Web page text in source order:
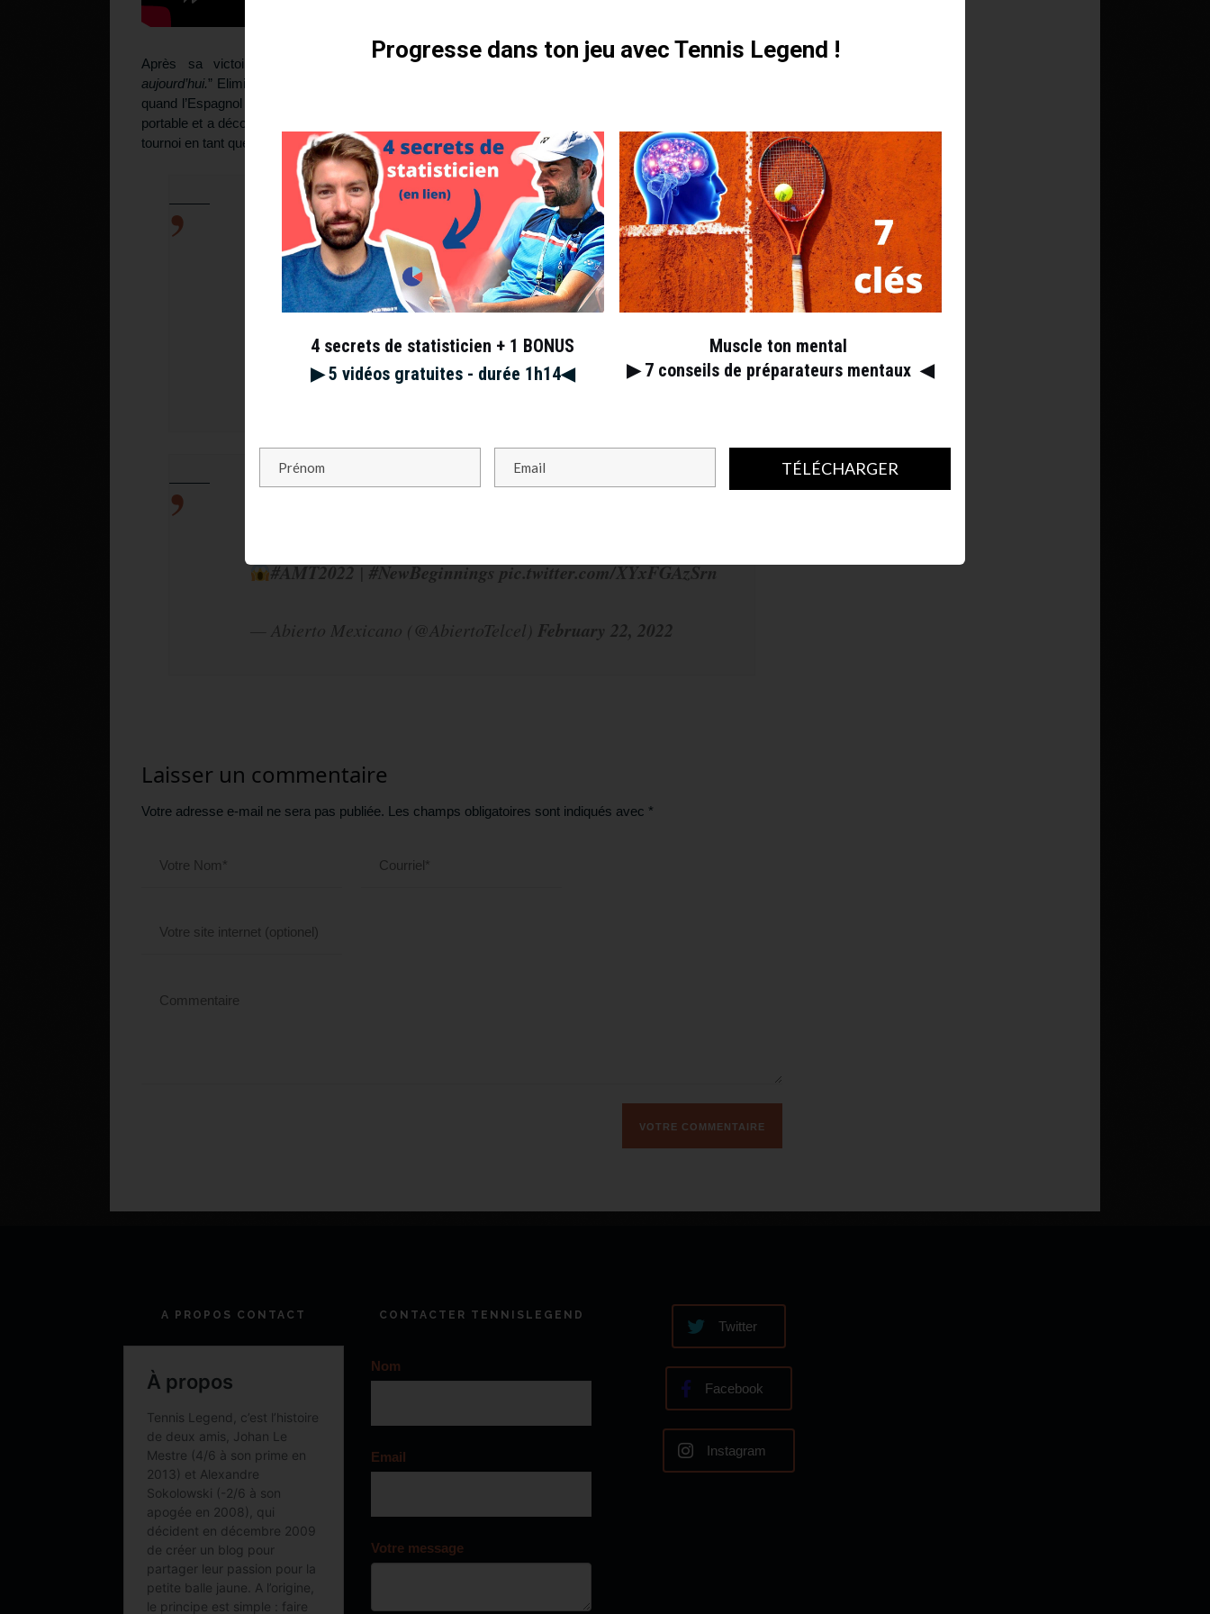
Après sa victoire, il a signé sur la caméra : “
Rafa, désolé pour avoir stoppé l’entraînement
aujourd’hui.” Eliminé au dernier tour des qualifications, Kozlov était en train de s’entraîner avec Rafael Nadal
quand l’Espagnol a cassé son cordage. L’ex-grand espoir du tennis américain en a profité pour regarder son
portable et a découvert qu’il avait 20 messages du superviseur du tournoi Ali Nili lui disant qu’il entrait dans le
tournoi en tant que lucky loser. Il a donc laissé Rafa en plan pour aller jouer ce match épique et se qualifier.
Kozlov. “I was playing a practice set with Nadal. 3-3, 0-15. He
breaks his string. I went to my bag, checked my phone and had 20
messages from Ali Nili (tournament supervisor) telling me that I
— José Morgado (@josemorgado)February 22, 2022
#AMT2022|#NewBeginningspic.twitter.com/XYxFGAzSrn
— Abierto Mexicano (@AbiertoTelcel) February 22, 2022
Laisser un commentaire
Votre adresse e-mail ne sera pas publiée. Les champs obligatoires sont indiqués avec *
A PROPOS CONTACT CONTACTER TENNISLEGEND
Nom
Email
Votre message
Twitter
Facebook
Instagram
Progresse dans ton jeu avec Tennis Legend !
4 secrets de statisticien + 1 BONUS
▶︎ 5 vidéos gratuites - durée 1h14◀︎
Muscle ton mental
▶︎ 7 conseils de préparateurs mentaux ◀︎
TÉLÉCHARGER